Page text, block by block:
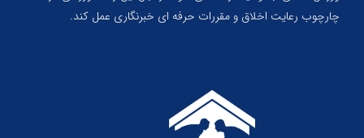
چارچوب رعایت اخلاق و مقررات حرفه ای خبرنگاری عمل کند.